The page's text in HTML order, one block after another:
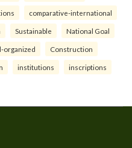
comparative-international
Sustainable National Goal
organized Construction
institutions inscriptions